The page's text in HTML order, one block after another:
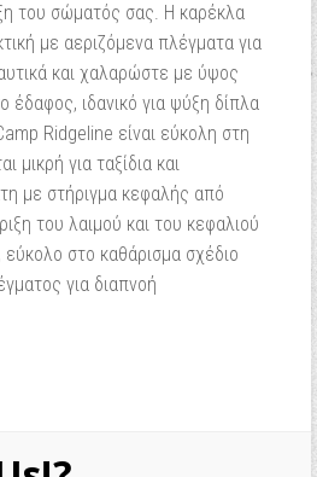
του σώματός σας. Η καρέκλα
με αεριζόμενα πλέγματα για
και χαλαρώστε με ύψος
έδαφος, ιδανικό για ψύξη δίπλα
Ridgeline είναι εύκολη στη
μικρή για ταξίδια και
με στήριγμα κεφαλής από
του λαιμού και του κεφαλιού
στο καθάρισμα σχέδιο
για διαπνοή